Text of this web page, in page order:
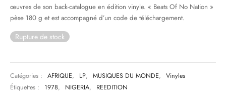
œuvres de son back-catalogue en édition vinyle. « Beats Of No Nation »
pèse 180 g et est accompagné d’un code de téléchargement.
Rupture de stock
Catégories : AFRIQUE, LP, MUSIQUES DU MONDE,
Vinyles
Étiquettes :
1978, NIGERIA, REEDITION
HIP-HOP
MUSIQUES IMPROVISEES
DU MONDE